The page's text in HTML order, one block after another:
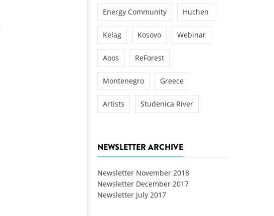
Energy Community Huchen
Kelag Kosovo Webinar
Aoos ReForest
Montenegro Greece
Artists Studenica River
NEWSLETTER ARCHIVE
Newsletter November 2018
Newsletter December 2017
Newsletter July 2017